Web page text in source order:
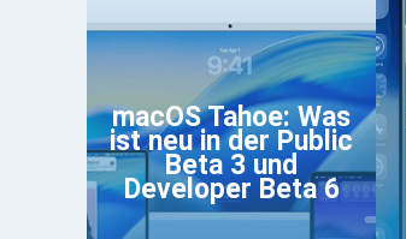
macOS Tahoe: Was
ist neu in der Public
Beta 3 und
Developer Beta 6